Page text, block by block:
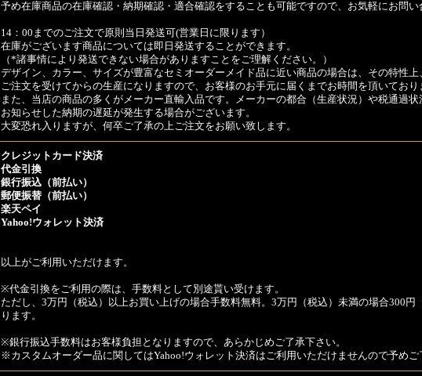
予め在庫商品の在庫確認・納期確認・適合確認をすることも可能ですので、お気軽にお問い
14：00までのご注文で原則当日発送可(営業日に限ります）
在庫がございます商品については即日発送することができます。
（*諸事情により発送できない場合がありますことをご理解ください。）
デザイン、カラー、サイズが豊富なセミオーダーメイド品に近い商品の場合は、その特性上
ご注文を受けてからの生産になりますので、お客様のお手元に届くまでお時間を頂いており
また、当店の商品の多くがメーカー直輸入品です。メーカーの都合（生産状況）や税通過状
お知らせした納期の遅延が発生する場合がございます。
大変恐れ入りますが、何卒ご了承の上ご注文をお願い致します。
クレジットカード決済
代金引換
銀行振込（前払い）
郵便振替（前払い）
楽天ペイ
Yahoo!ウォレット決済
以上がご利用いただけます。
※代金引換をご利用の際は、手数料として別途貰い受けます。
ただし、3万円（税込）以上お買い上げの場合手数料無料。3万円（税込）未満の場合300円
ります。
※銀行振込手数料はお客様負担となりますので、あらかじめご了承下さい。
※カスタムオーダー品に関してはYahoo!ウォレット決済はご利用いただけませんので予めご